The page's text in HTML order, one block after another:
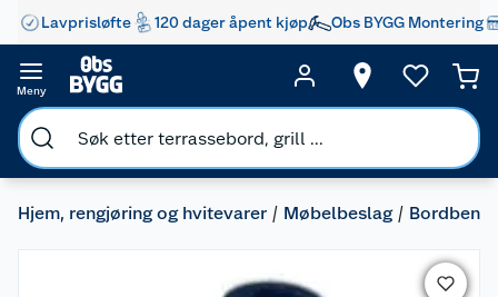
Lavprisløfte 120 dager åpent kjøp Obs BYGG Montering
Meny
Hjem, rengjøring og hvitevarer Møbelbeslag Bordben